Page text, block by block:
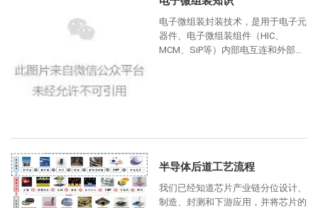
电子微组装封装技术，是用于电子元
器件、电子微组装组件（HIC、
MCM、SiP等）内部电互连和外部保
半导体后道工艺流程
我们已经知道芯片产业链分位设计、
制造、封测和下游应用，并将芯片的